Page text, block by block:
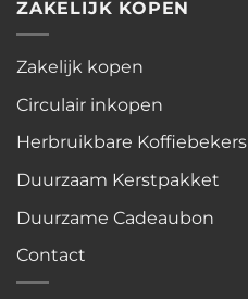
ZAKELIJK KOPEN
Zakelijk kopen
Circulair inkopen
Herbruikbare Koffiebekers
Duurzaam Kerstpakket
Duurzame Cadeaubon
Contact